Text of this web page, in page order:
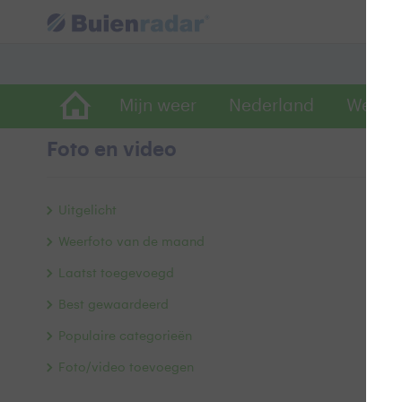
Mijn weer Nederland
Foto en video
Uitgelicht
Weerfoto van de maand
Laatst toegevoegd
Best gewaardeerd
Populaire categorieën
Foto/video toevoegen